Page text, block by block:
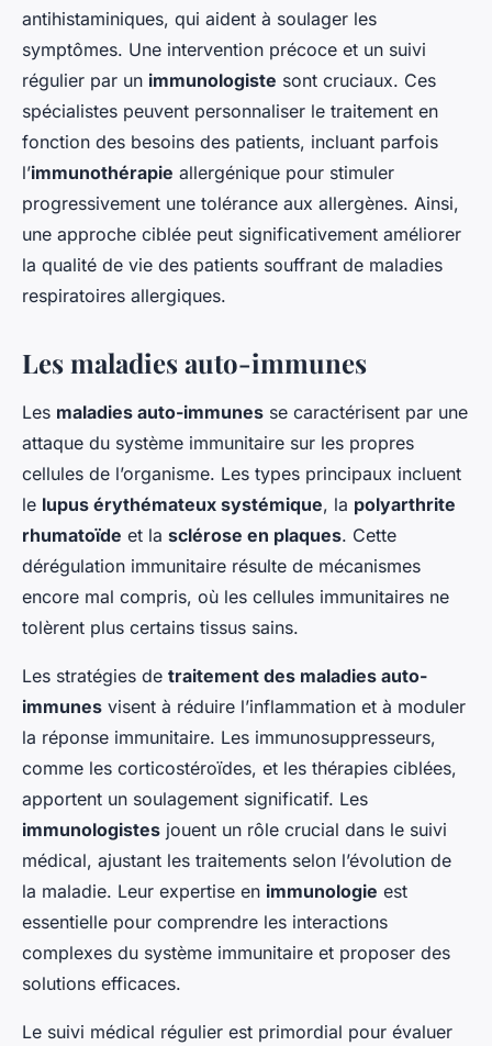
antihistaminiques, qui aident à soulager les
symptômes. Une intervention précoce et un suivi
régulier par un immunologiste sont cruciaux. Ces
spécialistes peuvent personnaliser le traitement en
fonction des besoins des patients, incluant parfois
l’immunothérapie allergénique pour stimuler
progressivement une tolérance aux allergènes. Ainsi,
une approche ciblée peut significativement améliorer
la qualité de vie des patients souffrant de maladies
respiratoires allergiques.
Les maladies auto-immunes
Les maladies auto-immunes se caractérisent par une
attaque du système immunitaire sur les propres
cellules de l’organisme. Les types principaux incluent
le lupus érythémateux systémique, la polyarthrite
rhumatoïde et la sclérose en plaques. Cette
dérégulation immunitaire résulte de mécanismes
encore mal compris, où les cellules immunitaires ne
tolèrent plus certains tissus sains.
Les stratégies de traitement des maladies auto-
immunes visent à réduire l’inflammation et à moduler
la réponse immunitaire. Les immunosuppresseurs,
comme les corticostéroïdes, et les thérapies ciblées,
apportent un soulagement significatif. Les
immunologistes jouent un rôle crucial dans le suivi
médical, ajustant les traitements selon l’évolution de
la maladie. Leur expertise en immunologie est
essentielle pour comprendre les interactions
complexes du système immunitaire et proposer des
solutions efficaces.
Le suivi médical régulier est primordial pour évaluer